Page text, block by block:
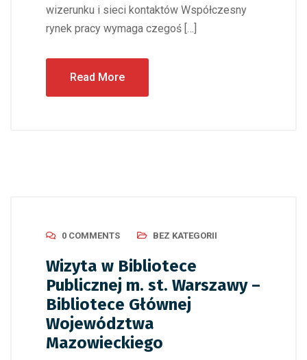
wizerunku i sieci kontaktów Współczesny
rynek pracy wymaga czegoś […]
Read More
0 COMMENTS BEZ KATEGORII
Wizyta w Bibliotece
Publicznej m. st. Warszawy –
Bibliotece Głównej
Województwa
Mazowieckiego